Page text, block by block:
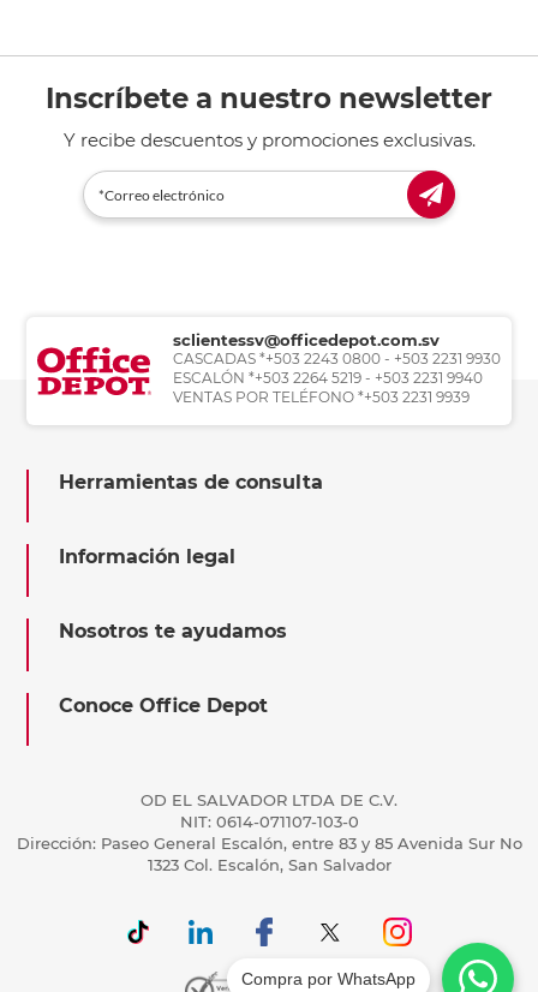
Inscríbete a nuestro newsletter
Y recibe descuentos y promociones exclusivas.
sclientessv@officedepot.com.sv
CASCADAS *+503 2243 0800 - +503 2231 9930
ESCALÓN *+503 2264 5219 - +503 2231 9940
VENTAS POR TELÉFONO *+503 2231 9939
Herramientas de consulta
Información legal
Nosotros te ayudamos
Conoce Office Depot
OD EL SALVADOR LTDA DE C.V.
NIT: 0614-071107-103-0
Dirección: Paseo General Escalón, entre 83 y 85 Avenida Sur No
1323 Col. Escalón, San Salvador
Compra por WhatsApp